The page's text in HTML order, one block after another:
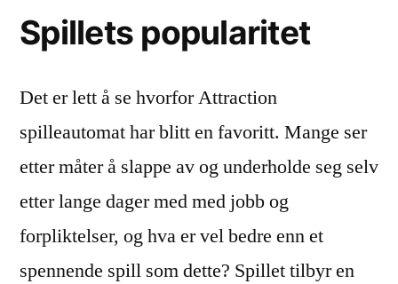
Spillets popularitet
Det er lett å se hvorfor Attraction
spilleautomat har blitt en favoritt. Mange ser
etter måter å slappe av og underholde seg selv
etter lange dager med med jobb og
forpliktelser, og hva er vel bedre enn et
spennende spill som dette? Spillet tilbyr en